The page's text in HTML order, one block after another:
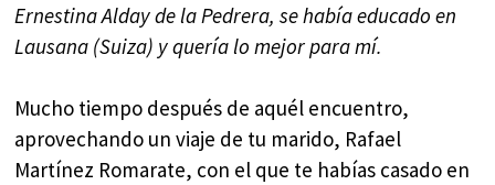
Ernestina Alday de la Pedrera, se había educado en
Lausana (Suiza) y quería lo mejor para mí.
Mucho tiempo después de aquél encuentro,
aprovechando un viaje de tu marido, Rafael
Martínez Romarate, con el que te habías casado en